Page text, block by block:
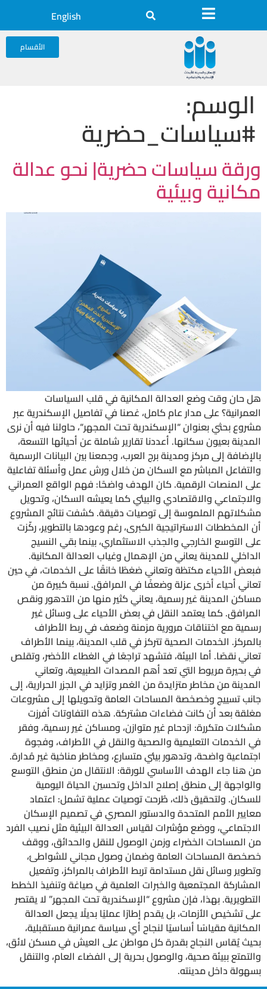
English
الأقسام
الوسم:
#سياسات_حضرية
ورقة سياسات حضرية| نحو عدالة
مكانية وبيئية
هل حان وقت وضع العدالة المكانية في قلب السياسات
العمرانية؟ على مدار عام كامل، غصنا في تفاصيل الإسكندرية عبر
مشروع بحثي بعنوان “الإسكندرية تحت المجهر“، حاولنا فيه أن نرى
المدينة بعيون سكانها. أعددنا تقارير شاملة عن أحيائها التسعة،
بالإضافة إلى مركز ومدينة برج العرب، وجمعنا بين البيانات الرسمية
والتفاعل المباشر مع السكان من خلال ورش عمل وأسئلة تفاعلية
على المنصات الرقمية. كان الهدف واضحًا: فهم الواقع العمراني
والاجتماعي والاقتصادي والبيئي كما يعيشه السكان، وتحويل
مشكلاتهم الملموسة إلى توصيات دقيقة. كشفت نتائج المشروع
أن المخططات الاستراتيجية الكبرى، رغم وعودها بالتطوير، ركّزت
على التوسع الخارجي والجذب الاستثماري، بينما بقي النسيج
الداخلي للمدينة يعاني من الإهمال وغياب العدالة المكانية.
فبعض الأحياء مكتظة وتعاني ضغطًا خانقًا على الخدمات، في حين
تعاني أحياء أخرى عزلة وضعفًا في المرافق. نسبة كبيرة من
مساكن المدينة غير رسمية، يعاني كثير منها من التدهور ونقص
المرافق. كما يعتمد النقل في بعض الأحياء على وسائل غير
رسمية مع اختناقات مرورية مزمنة وضعف في ربط الأطراف
بالمركز. الخدمات الصحية تتركز في قلب المدينة، بينما الأطراف
تعاني نقصًا. أما البيئة، فتشهد تراجعًا في الغطاء الأخضر، وتقلص
في بحيرة مريوط التي تعد أهم المصدات الطبيعية، وتعاني
المدينة من مخاطر متزايدة من الغمر وتزايد في الجزر الحرارية، إلى
جانب تسييج وخصخصة المساحات العامة وتحويلها إلى مشروعات
مغلقة بعد أن كانت فضاءات مشتركة. هذه التفاوتات أفرزت
مشكلات متكررة: ازدحام غير متوازن، ومساكن غير رسمية، وفقر
في الخدمات التعليمية والصحية والنقل في الأطراف، وفجوة
اجتماعية واضحة، وتدهور بيئي متسارع، ومخاطر مناخية غير مُدارة.
من هنا جاء الهدف الأساسي للورقة: الانتقال من منطق التوسع
والواجهة إلى منطق إصلاح الداخل وتحسين الحياة اليومية
للسكان. ولتحقيق ذلك، طُرحت توصيات عملية تشمل: اعتماد
معايير الأمم المتحدة والدستور المصري في تصميم الإسكان
الاجتماعي، ووضع مؤشرات لقياس العدالة البيئية مثل نصيب الفرد
من المساحات الخضراء وزمن الوصول للنقل والحدائق، ووقف
خصخصة المساحات العامة وضمان وصول مجاني للشواطئ،
وتطوير وسائل نقل مستدامة تربط الأطراف بالمراكز، وتفعيل
المشاركة المجتمعية والخبرات العلمية في صياغة وتنفيذ الخطط
التطويرية. بهذا، فإن مشروع “الإسكندرية تحت المجهر” لا يقتصر
على تشخيص الأزمات، بل يقدم إطارًا عمليًا بديلًا يجعل العدالة
المكانية مقياسًا أساسيًا لنجاح أي سياسة عمرانية مستقبلية،
بحيث يُقاس النجاح بقدرة كل مواطن على العيش في مسكن لائق،
والتمتع ببيئة صحية، والوصول بحرية إلى الفضاء العام، والتنقل
بسهولة داخل مدينته.